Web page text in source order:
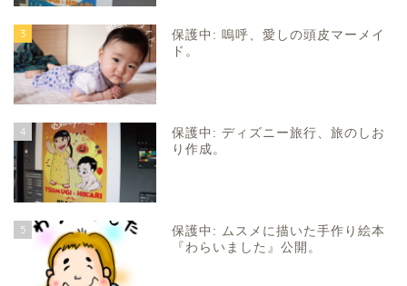
3
保護中: 嗚呼、愛しの頭皮マーメイ
ド。
4
保護中: ディズニー旅行、旅のしお
り作成。
5
保護中: ムスメに描いた手作り絵本
『わらいました』公開。